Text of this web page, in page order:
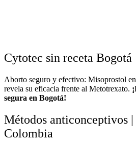
Cytotec sin receta Bogotá
Aborto seguro y efectivo: Misoprostol
revela su eficacia frente al Metotrexato.
segura en Bogotá!
Métodos anticonceptivos
Colombia